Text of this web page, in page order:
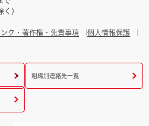
く）
ンク・著作権・免責事項
個人情報保護
組織別連絡先一覧